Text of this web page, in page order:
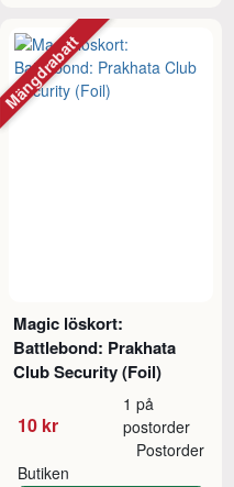
Magic löskort:
Battlebond: Prakhata
Club Security (Foil)
10 kr
1 på
postorder
Butiken
Postorder
Mängdrabatt